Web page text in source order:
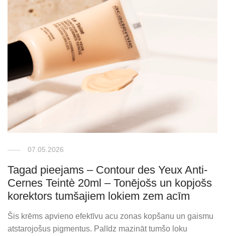
07.05.2026
Tagad pieejams – Contour des Yeux Anti-
Cernes Teintè 20ml – Tonējošs un kopjošs
korektors tumšajiem lokiem zem acīm
Šis krēms apvieno efektīvu acu zonas kopšanu un gaismu
atstarojošus pigmentus. Palīdz mazināt tumšo loku